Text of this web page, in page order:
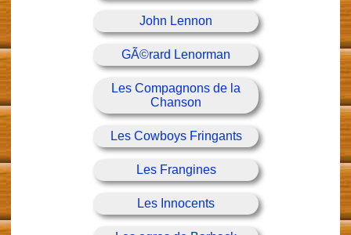
John Lennon
GÃ©rard Lenorman
Les Compagnons de la
Chanson
Les Cowboys Fringants
Les Frangines
Les Innocents